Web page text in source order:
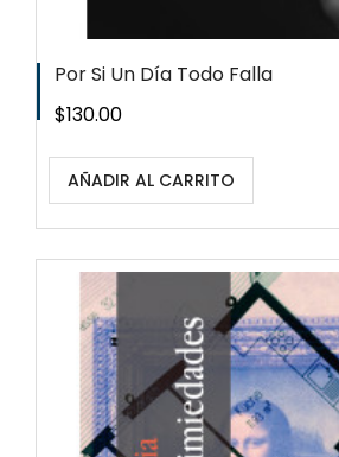
Por Si Un Día Todo Falla
Precio
$130.00
AÑADIR AL CARRITO